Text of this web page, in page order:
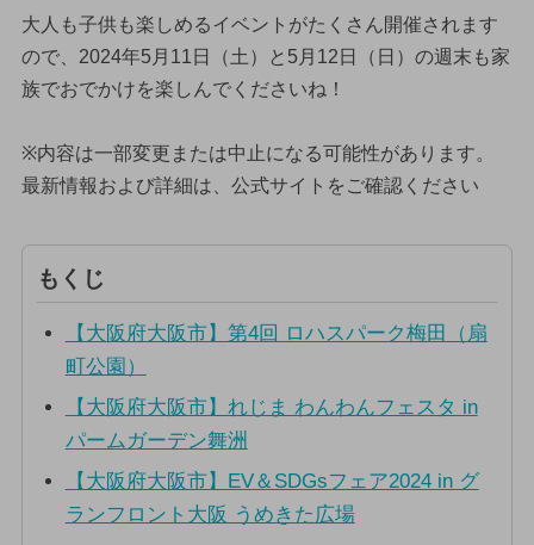
大人も子供も楽しめるイベントがたくさん開催されます
ので、2024年5月11日（土）と5月12日（日）の週末も家
族でおでかけを楽しんでくださいね！
※内容は一部変更または中止になる可能性があります。
最新情報および詳細は、公式サイトをご確認ください
もくじ
【大阪府大阪市】第4回 ロハスパーク梅田（扇
町公園）
【大阪府大阪市】れじま わんわんフェスタ in
パームガーデン舞洲
【大阪府大阪市】EV＆SDGsフェア2024 in グ
ランフロント大阪 うめきた広場